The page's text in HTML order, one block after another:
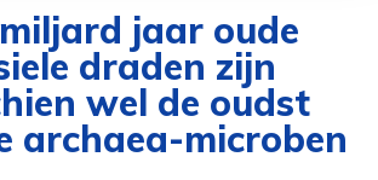
jaar oude
draden zijn
wel de oudst
archaea-microben